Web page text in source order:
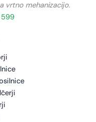
vrtno mehanizacijo.